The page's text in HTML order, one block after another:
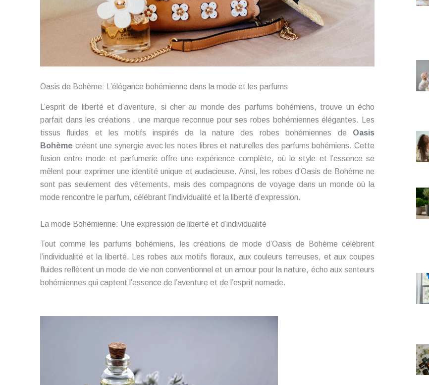
Oasis de Bohème: L’élégance bohémienne dans la mode et les parfums
L’esprit de liberté et d’aventure, si cher au monde des parfums bohémiens, trouve un écho
parfait dans les créations , une marque reconnue pour ses robes bohémiennes élégantes. Les
tissus fluides et les motifs inspirés de la nature des robes bohémiennes de Oasis
Bohème créent une synergie avec les notes libres et naturelles des parfums bohémiens. Cette
fusion entre mode et parfumerie offre une expérience complète, où le style et l’essence se
mêlent pour exprimer une identité unique et audacieuse. Ainsi, les robes d’Oasis de Bohème ne
sont pas seulement des vêtements, mais des compagnons de voyage dans un monde où la
mode rencontre le parfum, célébrant l’individualité et la liberté d’expression.
La mode Bohémienne: Une expression de liberté et d’individualité
Tout comme les parfums bohémiens, les créations de mode d’Oasis de Bohème célèbrent
l’individualité et la liberté. Les robes aux motifs floraux, aux couleurs terreuses, et aux coupes
fluides reflètent un mode de vie non conventionnel et un amour pour la nature, écho aux senteurs
bohémiennes qui captent l’essence de l’aventure et de l’esprit nomade.